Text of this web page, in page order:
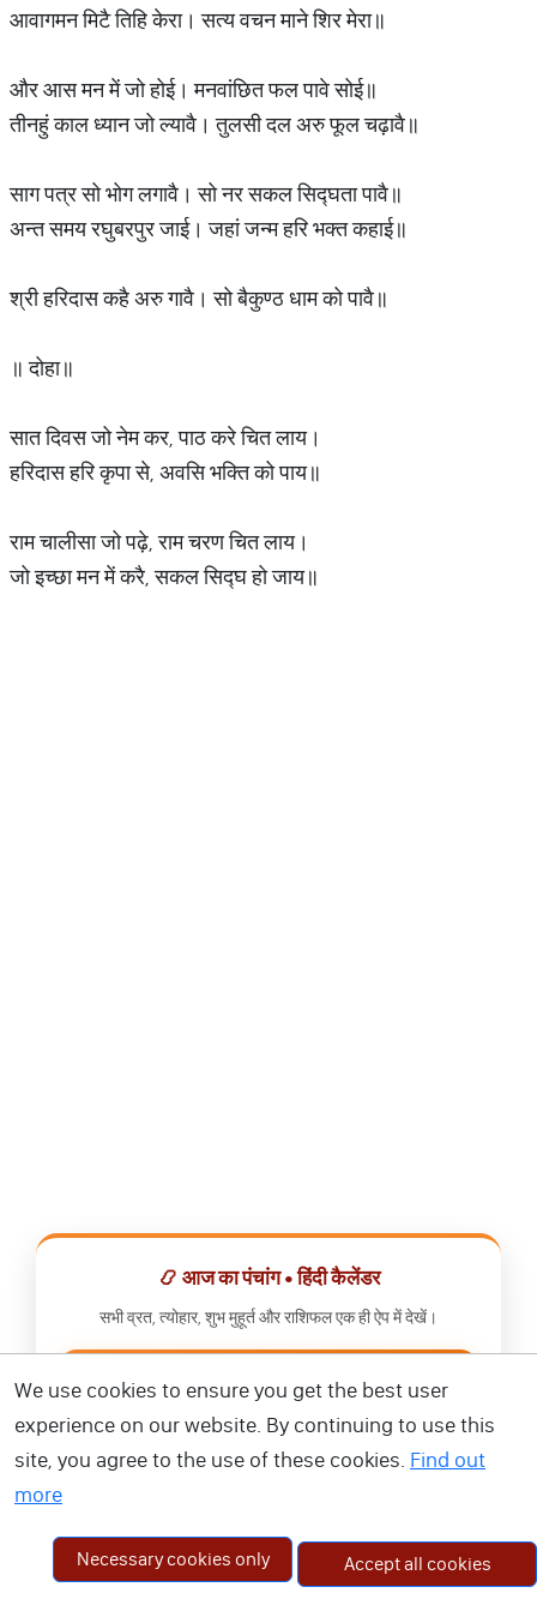
आवागमन मिटै तिहि केरा। सत्य वचन माने शिर मेरा॥
और आस मन में जो होई। मनवांछित फल पावे सोई॥
तीनहुं काल ध्यान जो ल्यावै। तुलसी दल अरु फूल चढ़ावै॥
साग पत्र सो भोग लगावै। सो नर सकल सिद्घता पावै॥
अन्त समय रघुबरपुर जाई। जहां जन्म हरि भक्त कहाई॥
श्री हरिदास कहै अरु गावै। सो बैकुण्ठ धाम को पावै॥
॥ दोहा॥
सात दिवस जो नेम कर, पाठ करे चित लाय।
हरिदास हरि कृपा से, अवसि भक्ति को पाय॥
राम चालीसा जो पढ़े, राम चरण चित लाय।
जो इच्छा मन में करै, सकल सिद्घ हो जाय॥
📿 आज का पंचांग • हिंदी कैलेंडर
सभी व्रत, त्योहार, शुभ मुहूर्त और राशिफल एक ही ऐप में देखें।
📅 हिंदी कैलेंडर ऐप डाउनलोड करें
We use cookies to ensure you get the best user
experience on our website. By continuing to use this
site, you agree to the use of these cookies. Find out
more
Necessary cookies only Accept all cookies